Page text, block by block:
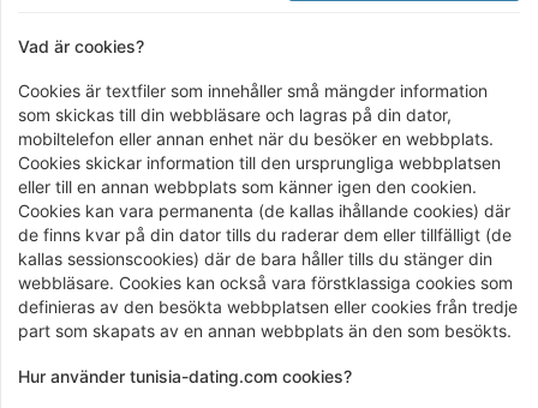
Vad är cookies?
Cookies är textfiler som innehåller små mängder information
som skickas till din webbläsare och lagras på din dator,
mobiltelefon eller annan enhet när du besöker en webbplats.
Cookies skickar information till den ursprungliga webbplatsen
eller till en annan webbplats som känner igen den cookien.
Cookies kan vara permanenta (de kallas ihållande cookies) där
de finns kvar på din dator tills du raderar dem eller tillfälligt (de
kallas sessionscookies) där de bara håller tills du stänger din
webbläsare. Cookies kan också vara förstklassiga cookies som
definieras av den besökta webbplatsen eller cookies från tredje
part som skapats av en annan webbplats än den som besökts.
Hur använder tunisia-dating.com cookies?